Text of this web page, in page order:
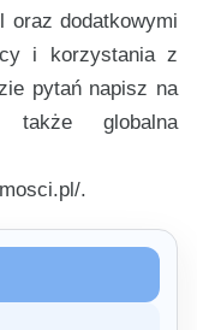
oraz dodatkowymi
i korzystania z
pytań napisz na
także globalna
.